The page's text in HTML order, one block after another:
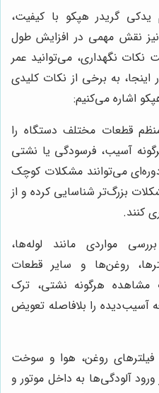
یدکی گریدر هپکو با کیفیت،
نقش مهمی در افزایش طول
نکات نگهداری، می‌توانید عمر
به برخی از نکات کلیدی
اشاره می‌کنیم:
قطعات مختلف دستگاه را
آسیب، فرسودگی یا نشتی
می‌توانند مشکلات کوچک
بزرگ‌تر شناسایی کرده و از
کنند.
مواردی مانند لوله‌ها،
روغن‌ها و سایر قطعات
هرگونه نشتی، ترک
آسیب‌دیده را بلافاصله تعویض
فیلترهای روغن، هوا و سوخت
آلودگی‌ها به داخل موتور و